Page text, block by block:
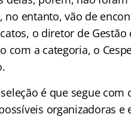
no entanto, vão de
o diretor de Gestão
a categoria, o
é que segue
organizadoras